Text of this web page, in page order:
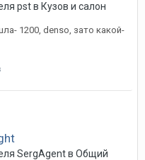
pstв Кузов и салон
1200, denso, зато какой-
SergAgentв Общий